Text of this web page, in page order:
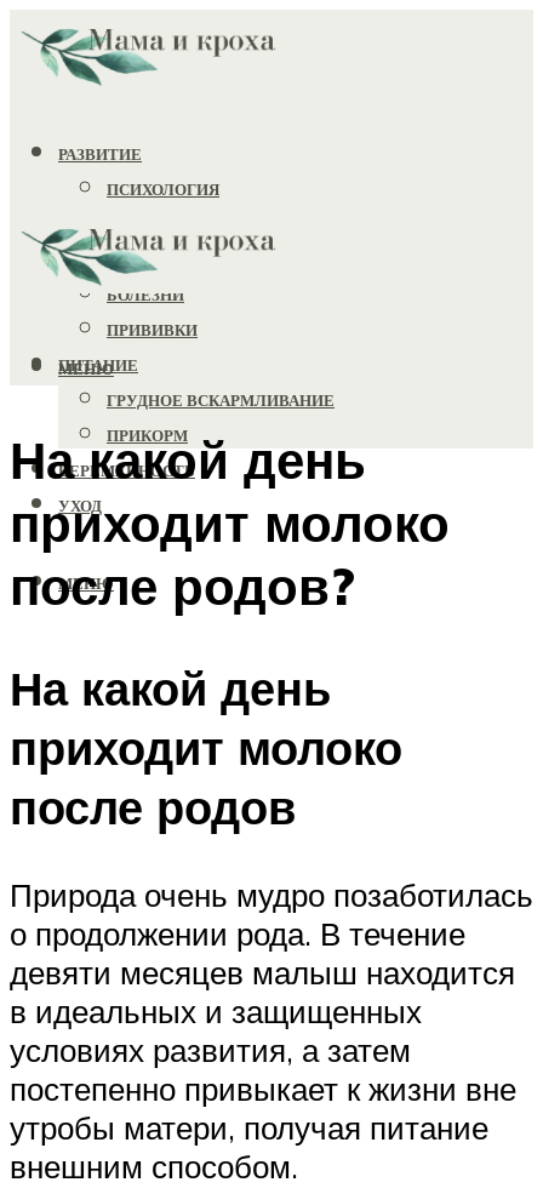
РАЗВИТИЕ
ПСИХОЛОГИЯ
ИГРУШКИ
ЗДОРОВЬЕ
БОЛЕЗНИ
ПРИВИВКИ
ПИТАНИЕ
ГРУДНОЕ ВСКАРМЛИВАНИЕ
ПРИКОРМ
БЕРЕМЕННОСТЬ
УХОД
МЕНЮ
МЕНЮ
На какой день
приходит молоко
после родов?
На какой день
приходит молоко
после родов
Природа очень мудро позаботилась
о продолжении рода. В течение
девяти месяцев малыш находится
в идеальных и защищенных
условиях развития, а затем
постепенно привыкает к жизни вне
утробы матери, получая питание
внешним способом.